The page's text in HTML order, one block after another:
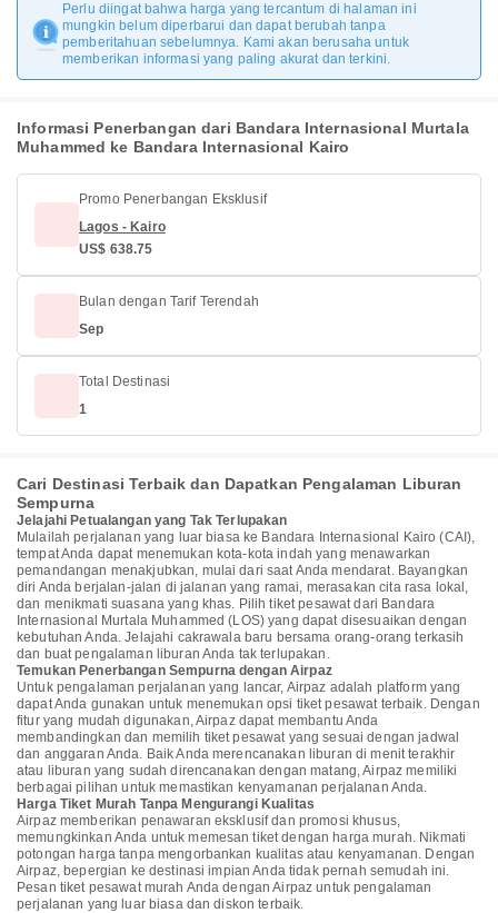
Perlu diingat bahwa harga yang tercantum di halaman ini
mungkin belum diperbarui dan dapat berubah tanpa
pemberitahuan sebelumnya. Kami akan berusaha untuk
memberikan informasi yang paling akurat dan terkini.
Informasi Penerbangan dari Bandara Internasional Murtala
Muhammed ke Bandara Internasional Kairo
Promo Penerbangan Eksklusif
Lagos - Kairo
US$ 638.75
Bulan dengan Tarif Terendah
Sep
Total Destinasi
1
Cari Destinasi Terbaik dan Dapatkan Pengalaman Liburan
Sempurna
Jelajahi Petualangan yang Tak Terlupakan
Mulailah perjalanan yang luar biasa ke Bandara Internasional Kairo (CAI),
tempat Anda dapat menemukan kota-kota indah yang menawarkan
pemandangan menakjubkan, mulai dari saat Anda mendarat. Bayangkan
diri Anda berjalan-jalan di jalanan yang ramai, merasakan cita rasa lokal,
dan menikmati suasana yang khas. Pilih tiket pesawat dari Bandara
Internasional Murtala Muhammed (LOS) yang dapat disesuaikan dengan
kebutuhan Anda. Jelajahi cakrawala baru bersama orang-orang terkasih
dan buat pengalaman liburan Anda tak terlupakan.
Temukan Penerbangan Sempurna dengan Airpaz
Untuk pengalaman perjalanan yang lancar, Airpaz adalah platform yang
dapat Anda gunakan untuk menemukan opsi tiket pesawat terbaik. Dengan
fitur yang mudah digunakan, Airpaz dapat membantu Anda
membandingkan dan memilih tiket pesawat yang sesuai dengan jadwal
dan anggaran Anda. Baik Anda merencanakan liburan di menit terakhir
atau liburan yang sudah direncanakan dengan matang, Airpaz memiliki
berbagai pilihan untuk memastikan kenyamanan perjalanan Anda.
Harga Tiket Murah Tanpa Mengurangi Kualitas
Airpaz memberikan penawaran eksklusif dan promosi khusus,
memungkinkan Anda untuk memesan tiket dengan harga murah. Nikmati
potongan harga tanpa mengorbankan kualitas atau kenyamanan. Dengan
Airpaz, bepergian ke destinasi impian Anda tidak pernah semudah ini.
Pesan tiket pesawat murah Anda dengan Airpaz untuk pengalaman
perjalanan yang luar biasa dan diskon terbaik.